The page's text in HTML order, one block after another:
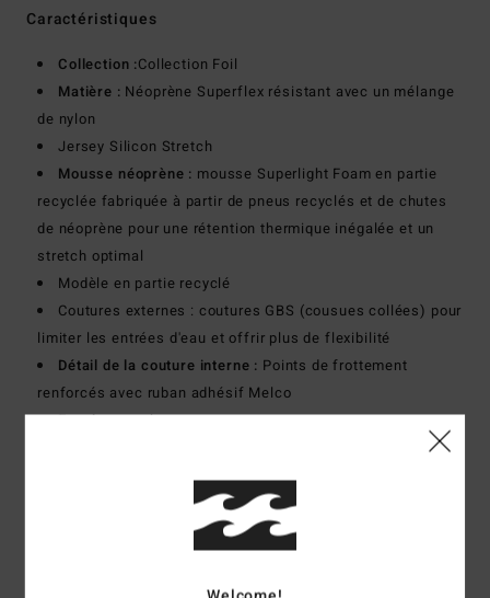
Caractéristiques
Collection :Collection Foil
Matière : Néoprène Superflex résistant avec un mélange
de nylon
Jersey Silicon Stretch
Mousse néoprène : mousse Superlight Foam en partie
recyclée fabriquée à partir de pneus recyclés et de chutes
de néoprène pour une rétention thermique inégalée et un
stretch optimal
Modèle en partie recyclé
Coutures externes : coutures GBS (cousues collées) pour
limiter les entrées d'eau et offrir plus de flexibilité
Détail de la couture interne : Points de frottement
renforcés avec ruban adhésif Melco
Encolure :col montant
Combinaison intégrale à manches longues
Système d'ouverture :système d'ouverture back zip
504 mm
Déclaration De Conformité